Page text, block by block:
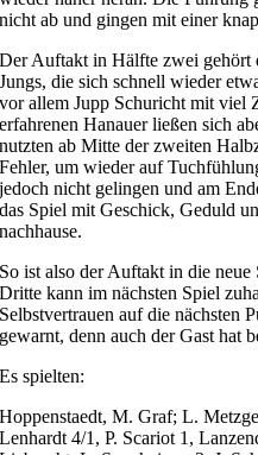
nicht ab und gingen mit einer
Der Auftakt in Hälfte zwei gehört
Jungs, die sich schnell wieder
vor allem Jupp Schuricht mit viel
erfahrenen Hanauer ließen sich
nutzten ab Mitte der zweiten
Fehler, um wieder auf
jedoch nicht gelingen und am
das Spiel mit Geschick, Geduld
nachhause.
So ist also der Auftakt in die
Dritte kann im nächsten Spiel
Selbstvertrauen auf die nächsten
gewarnt, denn auch der Gast hat
Es spielten:
Hoppenstaedt, M. Graf; L.
Lenhardt 4/1, P. Scariot 1,